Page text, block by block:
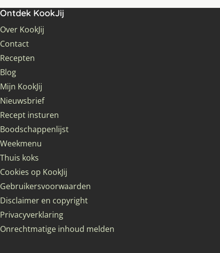
Ontdek KookJij
Over KookJij
Contact
Recepten
Blog
Mijn KookJij
Nieuwsbrief
Recept insturen
Boodschappenlijst
Weekmenu
Thuis koks
Cookies op KookJij
Gebruikersvoorwaarden
Disclaimer en copyright
Privacyverklaring
Onrechtmatige inhoud melden